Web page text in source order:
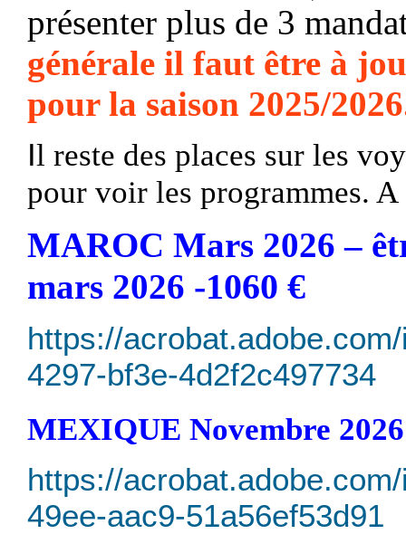
présenter plus de 3
générale il faut être à
pour la saison 2025/2026
Il reste des places sur les
pour voir les programmes. A
MAROC Mars 2026 –
mars 2026 -1060 €
https://
4297-bf3e-4d2f2c497734
MEXIQUE Novembre
https://
49ee-aac9-51a56ef53d91